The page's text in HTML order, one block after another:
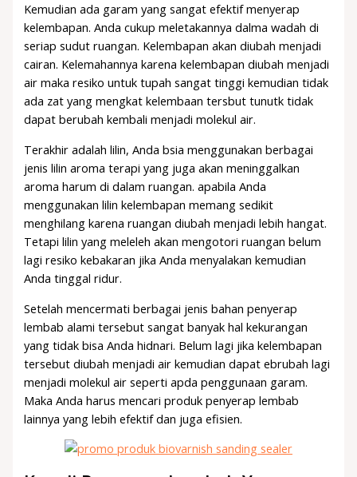
Kemudian ada garam yang sangat efektif menyerap
kelembapan. Anda cukup meletakannya dalma wadah di
seriap sudut ruangan. Kelembapan akan diubah menjadi
cairan. Kelemahannya karena kelembapan diubah menjadi
air maka resiko untuk tupah sangat tinggi kemudian tidak
ada zat yang mengkat kelembaan tersbut tunutk tidak
dapat berubah kembali menjadi molekul air.
Terakhir adalah lilin, Anda bsia menggunakan berbagai
jenis lilin aroma terapi yang juga akan meninggalkan
aroma harum di dalam ruangan. apabila Anda
menggunakan lilin kelembapan memang sedikit
menghilang karena ruangan diubah menjadi lebih hangat.
Tetapi lilin yang meleleh akan mengotori ruangan belum
lagi resiko kebakaran jika Anda menyalakan kemudian
Anda tinggal ridur.
Setelah mencermati berbagai jenis bahan penyerap
lembab alami tersebut sangat banyak hal kekurangan
yang tidak bisa Anda hidnari. Belum lagi jika kelembapan
tersebut diubah menjadi air kemudian dapat ebrubah lagi
menjadi molekul air seperti apda penggunaan garam.
Maka Anda harus mencari produk penyerap lembab
lainnya yang lebih efektif dan juga efisien.